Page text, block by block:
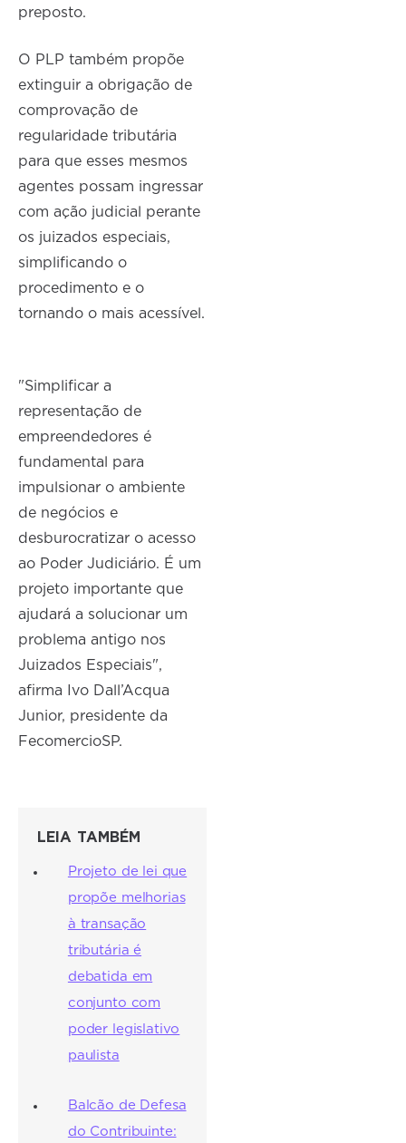
preposto.
O PLP também propõe
extinguir a obrigação de
comprovação de
regularidade tributária
para que esses mesmos
agentes possam ingressar
com ação judicial perante
os juizados especiais,
simplificando o
procedimento e o
tornando o mais acessível.
"Simplificar a
representação de
empreendedores é
fundamental para
impulsionar o ambiente
de negócios e
desburocratizar o acesso
ao Poder Judiciário. É um
projeto importante que
ajudará a solucionar um
problema antigo nos
Juizados Especiais",
afirma Ivo Dall’Acqua
Junior, presidente da
FecomercioSP.
LEIA TAMBÉM
Projeto de lei que
propõe melhorias
à transação
tributária é
debatida em
conjunto com
poder legislativo
paulista
Balcão de Defesa
do Contribuinte: